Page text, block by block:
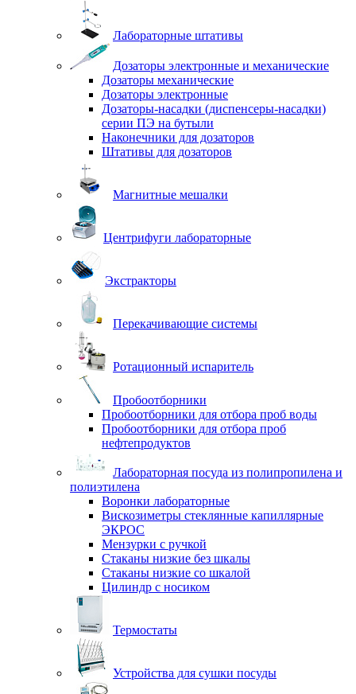
Лабораторные штативы
Дозаторы электронные и механические
Дозаторы механические
Дозаторы электронные
Дозаторы-насадки (диспенсеры-насадки)
серии ПЭ на бутыли
Наконечники для дозаторов
Штативы для дозаторов
Магнитные мешалки
Центрифуги лабораторные
Экстракторы
Перекачивающие системы
Ротационный испаритель
Пробоотборники
Пробоотборники для отбора проб воды
Пробоотборники для отбора проб
нефтепродуктов
Лабораторная посуда из полипропилена и
полиэтилена
Воронки лабораторные
Вискозиметры стеклянные капиллярные
ЭКРОС
Мензурки с ручкой
Стаканы низкие без шкалы
Стаканы низкие со шкалой
Цилиндр с носиком
Термостаты
Устройства для сушки посуды